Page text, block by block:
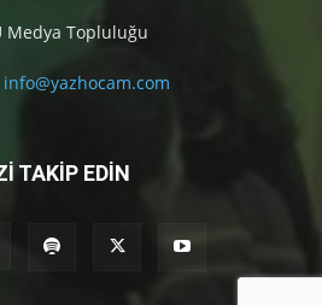
Medya Topluluğu
info@yazhocam.com
TAKİP EDİN